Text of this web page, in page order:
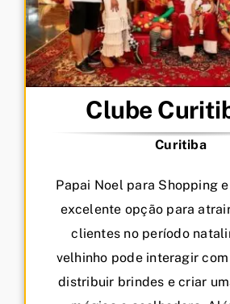
Clube
Curitiba
Papai Noel para Shopping
excelente opção para
clientes no período
velhinho pode interagir
distribuir brindes e criar